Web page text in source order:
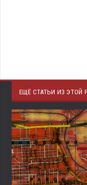
ЕЩЁ СТАТЬИ ИЗ ЭТОЙ